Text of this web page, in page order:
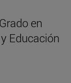
en
Educación